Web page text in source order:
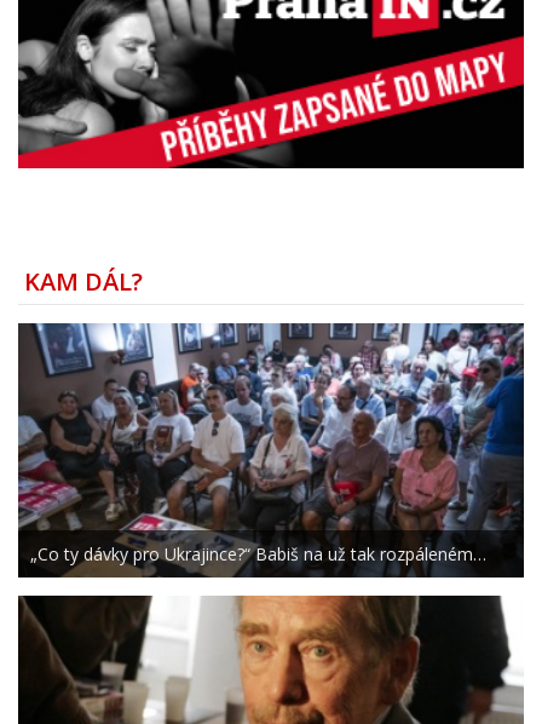
KAM DÁL?
„Co ty dávky pro Ukrajince?“ Babiš na už tak rozpáleném…